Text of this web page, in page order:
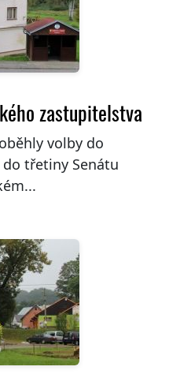
zastupitelstva
volby do
třetiny Senátu